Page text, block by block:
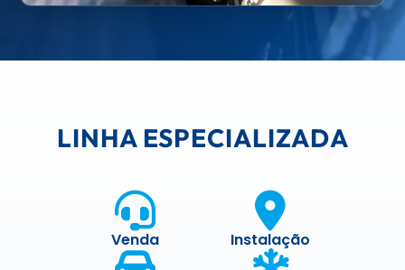
LINHA ESPECIALIZADA
Venda Instalação